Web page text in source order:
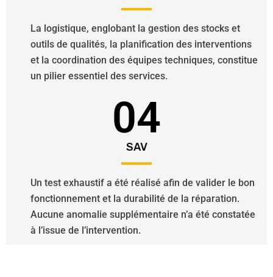
La logistique, englobant la gestion des stocks et
outils de qualités, la planification des interventions
et la coordination des équipes techniques, constitue
un pilier essentiel des services.
04
SAV
Un test exhaustif a été réalisé afin de valider le bon
fonctionnement et la durabilité de la réparation.
Aucune anomalie supplémentaire n’a été constatée
à l’issue de l’intervention.